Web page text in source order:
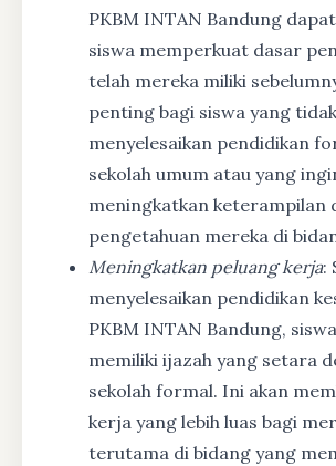
PKBM INTAN Bandung
siswa memperkuat dasar
telah mereka miliki
penting bagi siswa yang
menyelesaikan pendidikan
sekolah umum atau yang
meningkatkan keterampilan
pengetahuan mereka di
Meningkatkan peluang kerja:
menyelesaikan pendidikan
PKBM INTAN Bandung,
memiliki ijazah yang setara
sekolah formal. Ini akan
kerja yang lebih luas bagi
terutama di bidang yang